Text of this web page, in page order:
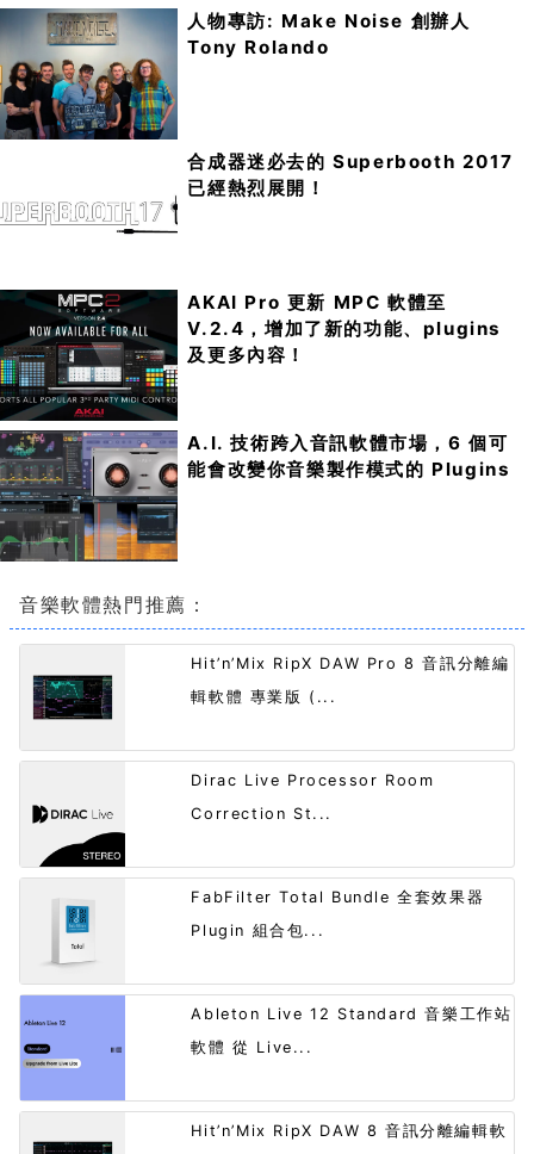
人物專訪: Make Noise 創辦人
Tony Rolando
合成器迷必去的 Superbooth 2017
已經熱烈展開！
AKAI Pro 更新 MPC 軟體至
V.2.4，增加了新的功能、plugins
及更多內容！
A.I. 技術跨入音訊軟體市場，6 個可
能會改變你音樂製作模式的 Plugins
音樂軟體熱門推薦：
Hit’n’Mix RipX DAW Pro 8 音訊分離編
輯軟體 專業版 (...
Dirac Live Processor Room
Correction St...
FabFilter Total Bundle 全套效果器
Plugin 組合包...
Ableton Live 12 Standard 音樂工作站
軟體 從 Live...
Hit’n’Mix RipX DAW 8 音訊分離編輯軟